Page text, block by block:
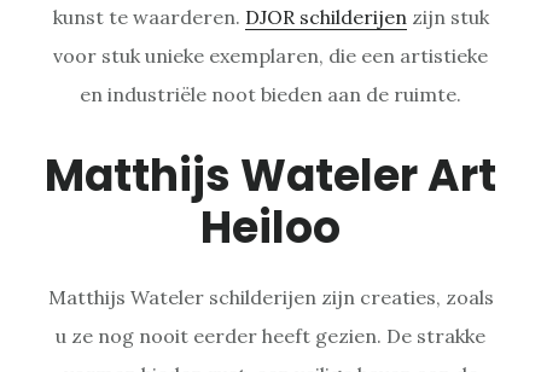
kunst te waarderen. DJOR schilderijen zijn stuk
voor stuk unieke exemplaren, die een artistieke
en industriële noot bieden aan de ruimte.
Matthijs Wateler Art
Heiloo
Matthijs Wateler schilderijen zijn creaties, zoals
u ze nog nooit eerder heeft gezien. De strakke